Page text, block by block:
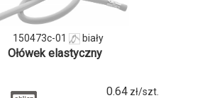
i
ilości
150473c-
150473c-01 biały
Ołówek elastyczny
0.64zł/szt.